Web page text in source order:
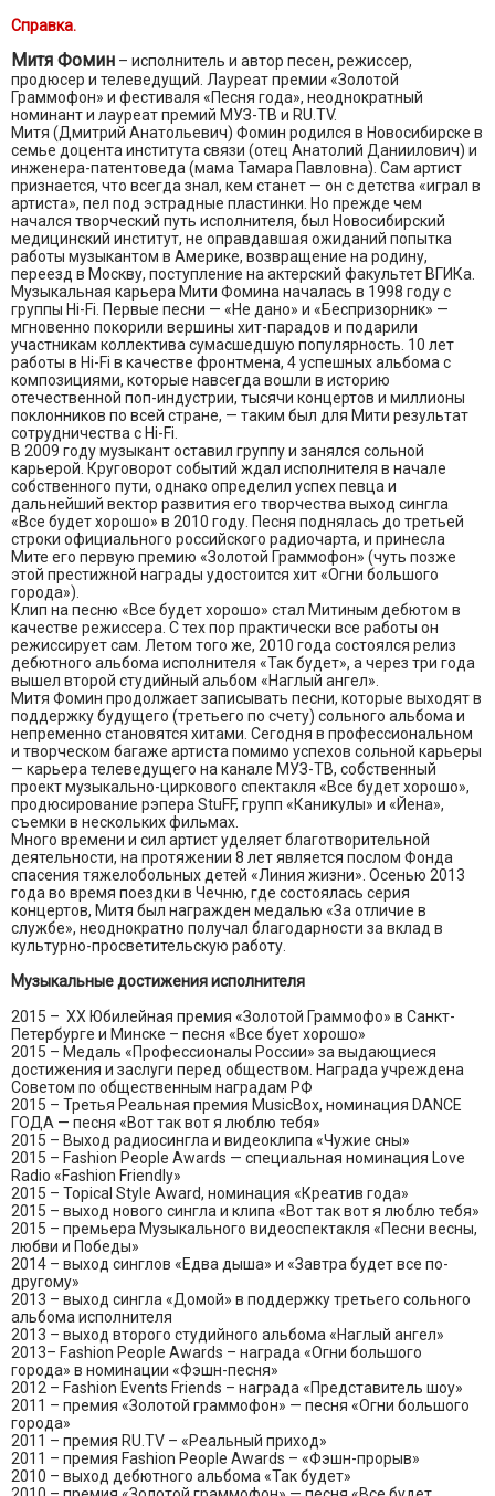
Справка.
Митя Фомин – исполнитель и автор песен, режиссер,
продюсер и телеведущий. Лауреат премии «Золотой
Граммофон» и фестиваля «Песня года», неоднократный
номинант и лауреат премий МУЗ-ТВ и RU.TV.
Митя (Дмитрий Анатольевич) Фомин родился в Новосибирске в
семье доцента института связи (отец Анатолий Даниилович) и
инженера-патентоведа (мама Тамара Павловна). Сам артист
признается, что всегда знал, кем станет — он с детства «играл в
артиста», пел под эстрадные пластинки. Но прежде чем
начался творческий путь исполнителя, был Новосибирский
медицинский институт, не оправдавшая ожиданий попытка
работы музыкантом в Америке, возвращение на родину,
переезд в Москву, поступление на актерский факультет ВГИКа.
Музыкальная карьера Мити Фомина началась в 1998 году с
группы Hi-Fi. Первые песни — «Не дано» и «Беспризорник» —
мгновенно покорили вершины хит-парадов и подарили
участникам коллектива сумасшедшую популярность. 10 лет
работы в Hi-Fi в качестве фронтмена, 4 успешных альбома с
композициями, которые навсегда вошли в историю
отечественной поп-индустрии, тысячи концертов и миллионы
поклонников по всей стране, — таким был для Мити результат
сотрудничества с Hi-Fi.
В 2009 году музыкант оставил группу и занялся сольной
карьерой. Круговорот событий ждал исполнителя в начале
собственного пути, однако определил успех певца и
дальнейший вектор развития его творчества выход сингла
«Все будет хорошо» в 2010 году. Песня поднялась до третьей
строки официального российского радиочарта, и принесла
Мите его первую премию «Золотой Граммофон» (чуть позже
этой престижной награды удостоится хит «Огни большого
города»).
Клип на песню «Все будет хорошо» стал Митиным дебютом в
качестве режиссера. С тех пор практически все работы он
режиссирует сам. Летом того же, 2010 года состоялся релиз
дебютного альбома исполнителя «Так будет», а через три года
вышел второй студийный альбом «Наглый ангел».
Митя Фомин продолжает записывать песни, которые выходят в
поддержку будущего (третьего по счету) сольного альбома и
непременно становятся хитами. Сегодня в профессиональном
и творческом багаже артиста помимо успехов сольной карьеры
— карьера телеведущего на канале МУЗ-ТВ, собственный
проект музыкально-циркового спектакля «Все будет хорошо»,
продюсирование рэпера StuFF, групп «Каникулы» и «Йена»,
съемки в нескольких фильмах.
Много времени и сил артист уделяет благотворительной
деятельности, на протяжении 8 лет является послом Фонда
спасения тяжелобольных детей «Линия жизни». Осенью 2013
года во время поездки в Чечню, где состоялась серия
концертов, Митя был награжден медалью «За отличие в
службе», неоднократно получал благодарности за вклад в
культурно-просветительскую работу.
Музыкальные достижения исполнителя
2015 – XX Юбилейная премия «Золотой Граммофо» в Санкт-
Петербурге и Минске – песня «Все бует хорошо»
2015 – Медаль «Профессионалы России» за выдающиеся
достижения и заслуги перед обществом. Награда учреждена
Советом по общественным наградам РФ
2015 – Третья Реальная премия MusicBox, номинация DANCE
ГОДА — песня «Вот так вот я люблю тебя»
2015 – Выход радиосингла и видеоклипа «Чужие сны»
2015 – Fashion People Awards — специальная номинация Love
Radio «Fashion Friendly»
2015 – Topical Style Award, номинация «Креатив года»
2015 – выход нового сингла и клипа «Вот так вот я люблю тебя»
2015 – премьера Музыкального видеоспектакля «Песни весны,
любви и Победы»
2014 – выход синглов «Едва дыша» и «Завтра будет все по-
другому»
2013 – выход сингла «Домой» в поддержку третьего сольного
альбома исполнителя
2013 – выход второго студийного альбома «Наглый ангел»
2013– Fashion People Awards – награда «Огни большого
города» в номинации «Фэшн-песня»
2012 – Fashion Events Friends – награда «Представитель шоу»
2011 – премия «Золотой граммофон» — песня «Огни большого
города»
2011 – премия RU.TV – «Реальный приход»
2011 – премия Fashion People Awards – «Фэшн-прорыв»
2010 – выход дебютного альбома «Так будет»